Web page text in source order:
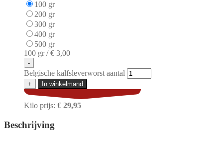
100 gr
200 gr
300 gr
400 gr
500 gr
100 gr /€ 3,00
-
Belgische kalfsleverworst aantal
+ In winkelmand
Kilo prijs: € 29,95
Beschrijving